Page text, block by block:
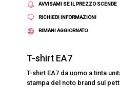
AVVISAMI SE IL PREZZO SCENDE
RICHIEDI INFORMAZIONI
RIMANI AGGIORNATO
T-shirt EA7
T-shirt EA7 da uomo a tinta
stampa del noto brand sul